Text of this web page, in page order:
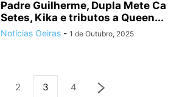
Padre Guilherme, Dupla Mete Ca
Setes, Kika e tributos a Queen...
Notícias Oeiras - 1 de Outubro, 2025
2 3 4